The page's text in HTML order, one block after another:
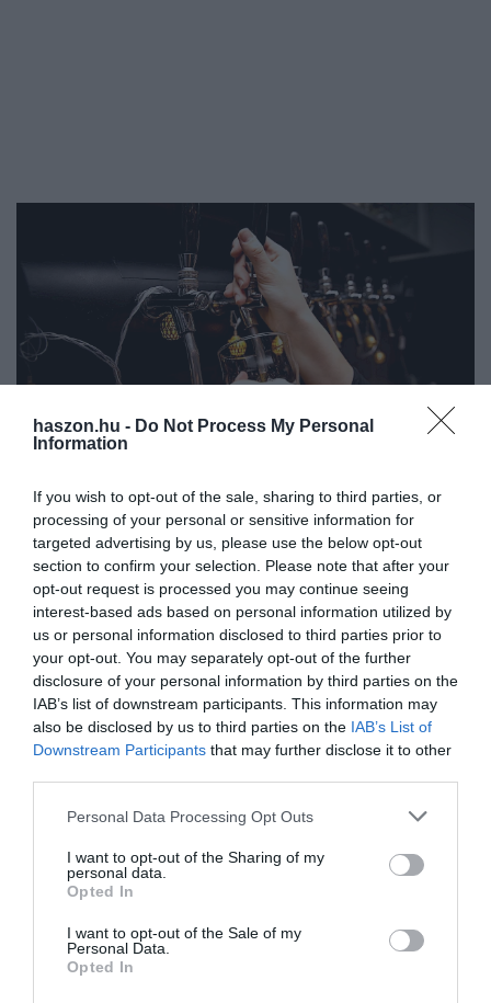
haszon.hu - Do Not Process My Personal
Information
If you wish to opt-out of the sale, sharing to third parties, or
processing of your personal or sensitive information for
targeted advertising by us, please use the below opt-out
section to confirm your selection. Please note that after your
opt-out request is processed you may continue seeing
interest-based ads based on personal information utilized by
us or personal information disclosed to third parties prior to
your opt-out. You may separately opt-out of the further
disclosure of your personal information by third parties on the
IAB’s list of downstream participants. This information may
also be disclosed by us to third parties on the IAB’s List of
Downstream Participants that may further disclose it to other
Please note that this website/app uses one or more Google
not limited to your visit or usage behaviour. You may click to
grant or deny consent to Google and its third-party tags to
use your data for below specified purposes in below Google
consent section.
Personal Data Processing Opt Outs
I want to opt-out of the Sharing of my
personal data.
Opted In
I want to opt-out of the Sale of my
Personal Data.
Opted In
A Tesco váratlan húzása, kocsmázni küldi a
vásárlóit
Az áruházlánc arra kéri brit vevőit, hogy az kedvezőbb bolti árak
ellenére ne nála, hanem a járvány miatt nehéz helyzetbe került
vendéglátóhelyeken vegyenek alkoholt ezen a héten.